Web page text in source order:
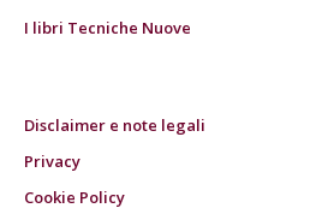
I libri Tecniche Nuove
Disclaimer e note legali
Privacy
Cookie Policy